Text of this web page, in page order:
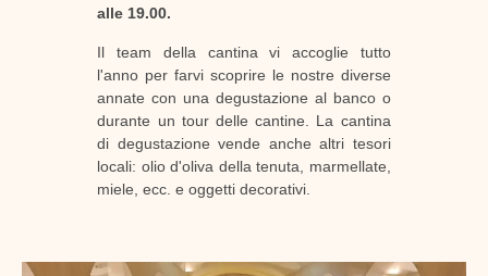
alle 19.00.
Il team della cantina vi accoglie tutto
l'anno per farvi scoprire le nostre diverse
annate con una degustazione al banco o
durante un tour delle cantine. La cantina
di degustazione vende anche altri tesori
locali: olio d'oliva della tenuta, marmellate,
miele, ecc. e oggetti decorativi.